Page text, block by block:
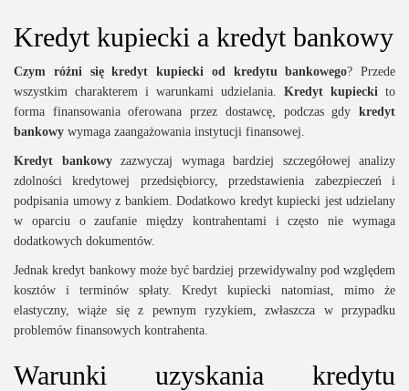
Kredyt kupiecki a kredyt bankowy
Czym różni się kredyt kupiecki od kredytu bankowego? Przede
wszystkim charakterem i warunkami udzielania. Kredyt kupiecki to
forma finansowania oferowana przez dostawcę, podczas gdy kredyt
bankowy wymaga zaangażowania instytucji finansowej.
Kredyt bankowyzazwyczaj wymaga bardziej szczegółowej analizy
zdolności kredytowej przedsiębiorcy, przedstawienia zabezpieczeń i
podpisania umowy z bankiem. Dodatkowo kredyt kupiecki jest udzielany
w oparciu o zaufanie między kontrahentami i często nie wymaga
dodatkowych dokumentów.
Jednak kredyt bankowy może być bardziej przewidywalny pod względem
kosztów i terminów spłaty. Kredyt kupiecki natomiast, mimo że
elastyczny, wiąże się z pewnym ryzykiem, zwłaszcza w przypadku
problemów finansowych kontrahenta.
Warunki uzyskania kredytu